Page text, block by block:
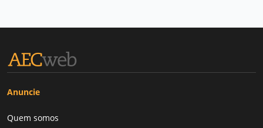
Anuncie
Quem somos